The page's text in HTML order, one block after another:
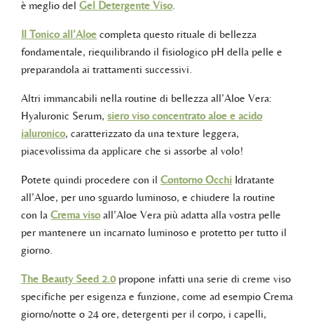
è meglio del Gel Detergente Viso.
Il Tonico all’Aloe completa questo rituale di bellezza
fondamentale, riequilibrando il fisiologico pH della pelle e
preparandola ai trattamenti successivi.
Altri immancabili nella routine di bellezza all’Aloe Vera:
Hyaluronic Serum, siero viso concentrato aloe e acido
ialuronico, caratterizzato da una texture leggera,
piacevolissima da applicare che si assorbe al volo!
Potete quindi procedere con il Contorno Occhi Idratante
all’Aloe, per uno sguardo luminoso, e chiudere la routine
con la Crema viso all’Aloe Vera più adatta alla vostra pelle
per mantenere un incarnato luminoso e protetto per tutto il
giorno.
The Beauty Seed 2.0propone infatti una serie di creme viso
specifiche per esigenza e funzione, come ad esempio Crema
giorno/notte o 24 ore, detergenti per il corpo, i capelli,